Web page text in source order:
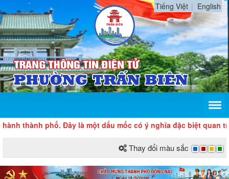
Tiếng Việt English
phố. Đây là một dấu mốc có ý nghĩa đặc biệt quan
Thay đổi màu sắc